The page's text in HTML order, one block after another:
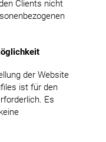
Clients nicht
der Website
ist für den
Es